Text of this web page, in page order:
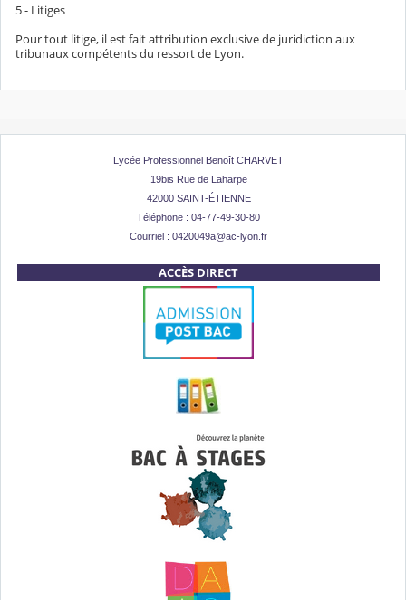
5 - Litiges
Pour tout litige, il est fait attribution exclusive de juridiction aux
tribunaux compétents du ressort de Lyon.
Lycée Professionnel Benoît CHARVET
19bis Rue de Laharpe
42000 SAINT-ÉTIENNE
Téléphone : 04-77-49-30-80
Courriel : 0420049a@ac-lyon.fr
ACCÈS DIRECT